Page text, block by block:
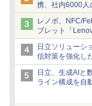
携、社内6000人
商談記録 for
レノボ、NFC/
ブレット「
売
日立ソリューシ
信対策を強化し
インサービス」
日立、生成AIと
ライン構成を自